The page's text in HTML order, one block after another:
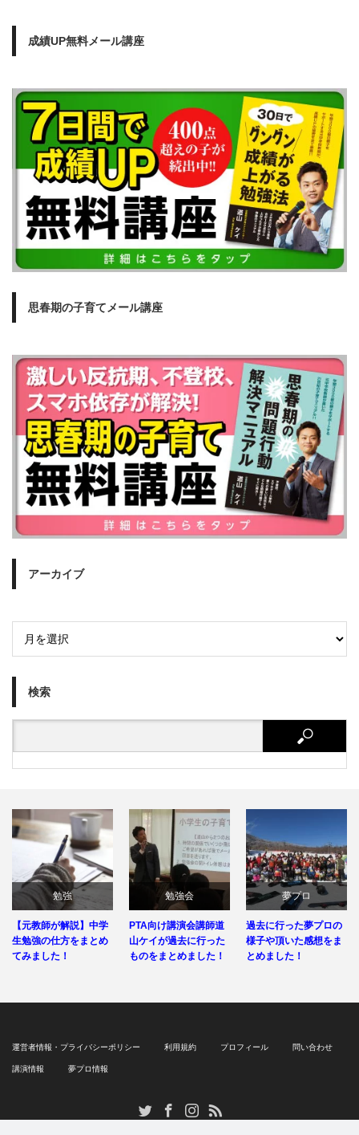
成績UP無料メール講座
思春期の子育てメール講座
アーカイブ
検索
勉強
【元教師が解説】中学
生勉強の仕方をまとめ
てみました！
勉強会
PTA向け講演会講師道
山ケイが過去に行った
ものをまとめました！
夢プロ
過去に行った夢プロの
様子や頂いた感想をま
とめました！
運営者情報・プライバシーポリシー 利用規約 プロフィール 問い合わせ
講演情報 夢プロ情報
TwitterFacebookInstagram
RSS